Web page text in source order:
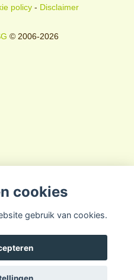
policy- Disclaimer
© 2006-2026
cookies
gebruik van cookies.